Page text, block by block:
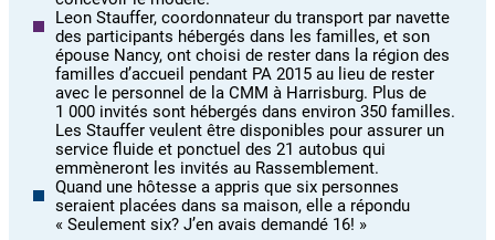
Leon Stauffer, coordonnateur du transport par navette
des participants hébergés dans les familles, et son
épouse Nancy, ont choisi de rester dans la région des
familles d’accueil pendant PA 2015 au lieu de rester
avec le personnel de la CMM à Harrisburg. Plus de
1 000 invités sont hébergés dans environ 350 familles.
Les Stauffer veulent être disponibles pour assurer un
service fluide et ponctuel des 21 autobus qui
emmèneront les invités au Rassemblement.
Quand une hôtesse a appris que six personnes
seraient placées dans sa maison, elle a répondu
« Seulement six? J’en avais demandé 16! »